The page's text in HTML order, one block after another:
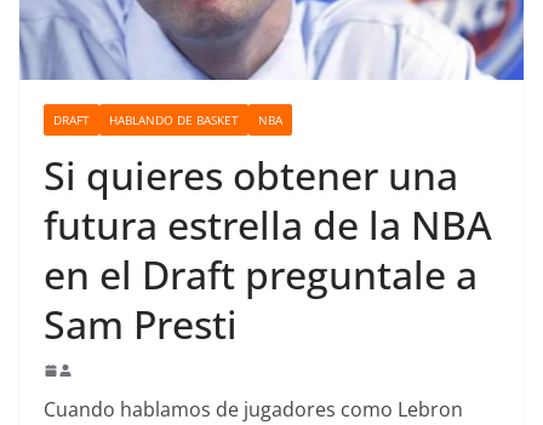
DRAFT HABLANDO DE BASKET NBA
Si quieres obtener una
futura estrella de la NBA
en el Draft preguntale a
Sam Presti
Cuando hablamos de jugadores como Lebron